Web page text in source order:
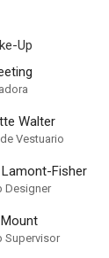
Up
Walter
Vestuario
Fisher
Designer
Supervisor